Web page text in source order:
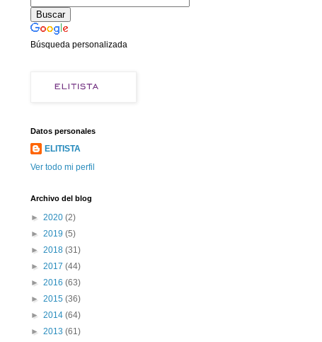
Búsqueda personalizada
Datos personales
ELITISTA
Ver todo mi perfil
Archivo del blog
► 2020 (2)
► 2019 (5)
► 2018 (31)
► 2017 (44)
► 2016 (63)
► 2015 (36)
► 2014 (64)
► 2013 (61)